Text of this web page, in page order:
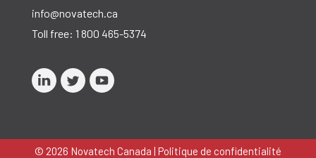
info@novatech.ca
Toll free: 1 800 465-5374
© 2026 Novatech Canada | Politique de confidentialité